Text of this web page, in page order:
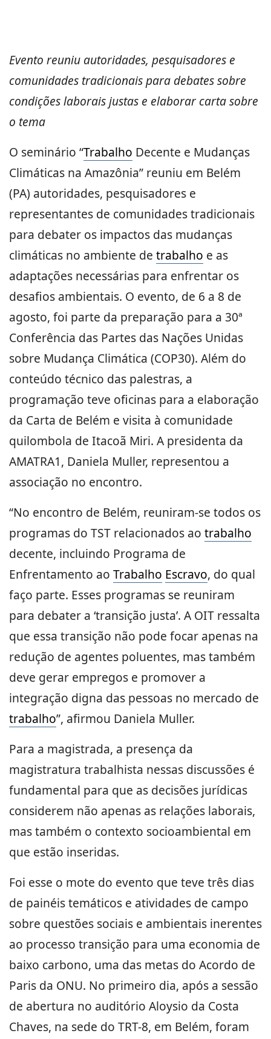
Evento reuniu autoridades, pesquisadores e
comunidades tradicionais para debates sobre
condições laborais justas e elaborar carta sobre
o tema
O seminário “Trabalho Decente e Mudanças
Climáticas na Amazônia” reuniu em Belém
(PA) autoridades, pesquisadores e
representantes de comunidades tradicionais
para debater os impactos das mudanças
climáticas no ambiente de trabalho e as
adaptações necessárias para enfrentar os
desafios ambientais. O evento, de 6 a 8 de
agosto, foi parte da preparação para a 30ª
Conferência das Partes das Nações Unidas
sobre Mudança Climática (COP30). Além do
conteúdo técnico das palestras, a
programação teve oficinas para a elaboração
da Carta de Belém e visita à comunidade
quilombola de Itacoã Miri. A presidenta da
AMATRA1, Daniela Muller, representou a
associação no encontro.
“No encontro de Belém, reuniram-se todos os
programas do TST relacionados ao trabalho
decente, incluindo Programa de
Enfrentamento ao Trabalho Escravo, do qual
faço parte. Esses programas se reuniram
para debater a ‘transição justa’. A OIT ressalta
que essa transição não pode focar apenas na
redução de agentes poluentes, mas também
deve gerar empregos e promover a
integração digna das pessoas no mercado de
trabalho”, afirmou Daniela Muller.
Para a magistrada, a presença da
magistratura trabalhista nessas discussões é
fundamental para que as decisões jurídicas
considerem não apenas as relações laborais,
mas também o contexto socioambiental em
que estão inseridas.
Foi esse o mote do evento que teve três dias
de painéis temáticos e atividades de campo
sobre questões sociais e ambientais inerentes
ao processo transição para uma economia de
baixo carbono, uma das metas do Acordo de
Paris da ONU. No primeiro dia, após a sessão
de abertura no auditório Aloysio da Costa
Chaves, na sede do TRT-8, em Belém, foram